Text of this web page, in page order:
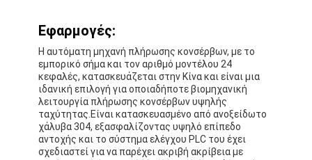
Αυτόματη μηχανή συσκευασίας χαρτοκιβωτίων
Πλυντήριο μπουκαλιών
Αυτόματη μηχανή Palletizer
Μηχανή αυτόματης φόρτωσης και εκφόρτωσης
Μηχανή αυτόματης αποστείρωσης
Εφαρμογές:
Η αυτόματη μηχανή πλήρωσης κονσέρβων, με το
εμπορικό σήμα και τον αριθμό μοντέλου 24
κεφαλές, κατασκευάζεται στην Κίνα και είναι μια
ιδανική επιλογή για οποιαδήποτε βιομηχανική
λειτουργία πλήρωσης κονσέρβων υψηλής
ταχύτητας.Είναι κατασκευασμένο από ανοξείδωτο
χάλυβα 304, εξασφαλίζοντας υψηλό επίπεδο
αντοχής και το σύστημα ελέγχου PLC του έχει
σχεδιαστεί για να παρέχει ακριβή ακρίβεια με